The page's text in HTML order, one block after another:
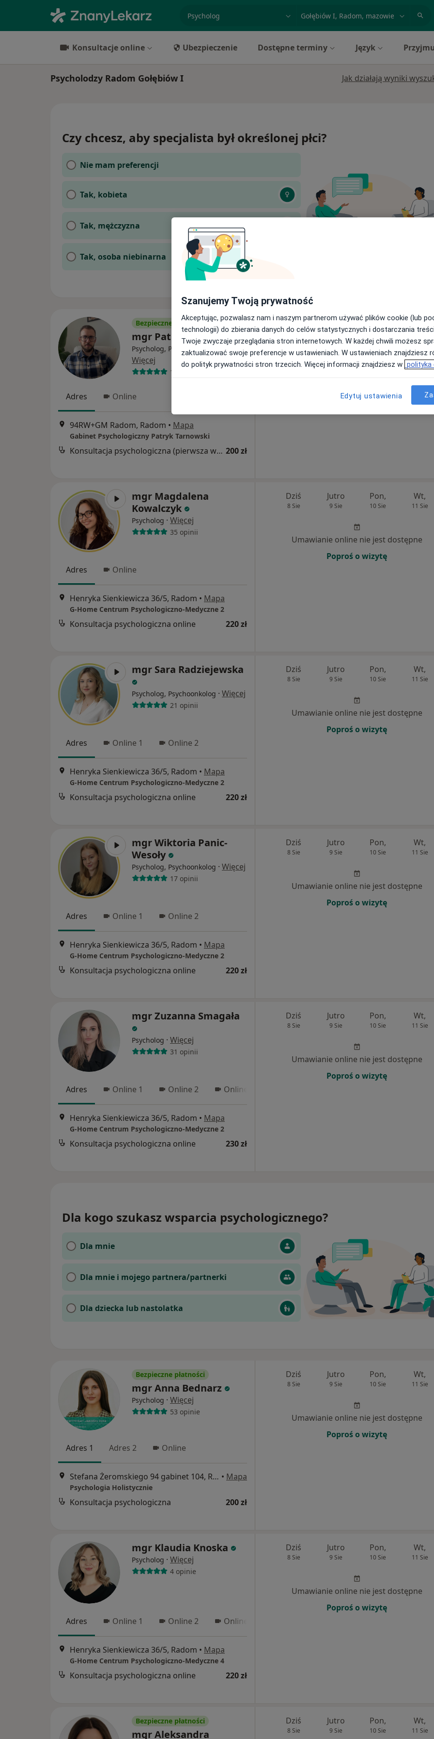
miasto lub dzielnica
Konsultacje online Ubezpieczenie Dostępne terminy Język
Psycholodzy Radom Gołębiów I Jak działają wyniki
Czy chcesz, aby specjalista był określonej płci?
Nie mam preferencji
Tak, kobieta
Tak, mężczyzna
Tak, osoba niebinarna
Bezpieczne płatności
mgr Patryk Tarnowski
Psycholog, Psycholog dziecięcy
·
Więcej
14 opinii
Adres Online
94RW+GM Radom, Radom • Mapa
Gabinet Psychologiczny Patryk Tarnowski
Konsultacja psychologiczna (pierwsza wizyta) 200 zł
Dziś
8 Sie
Jutro
9 Sie
Pon,
10 Sie
Wt,
11 Sie
Umawianie online nie jest dostępne
mgr Magdalena
Kowalczyk
Psycholog · Więcej
35 opinii
Adres Online
Henryka Sienkiewicza 36/5, Radom • Mapa
G-Home Centrum Psychologiczno-Medyczne 2
Konsultacja psychologiczna online 220 zł
Dziś
8 Sie
Jutro
9 Sie
Pon,
10 Sie
Wt,
11 Sie
Umawianie online nie jest dostępne
Poproś o wizytę
mgr Sara Radziejewska
Psycholog, Psychoonkolog · Więcej
21 opinii
Adres Online 1 Online 2
Henryka Sienkiewicza 36/5, Radom • Mapa
G-Home Centrum Psychologiczno-Medyczne 2
Konsultacja psychologiczna online 220 zł
Dziś
8 Sie
Jutro
9 Sie
Pon,
10 Sie
Wt,
11 Sie
Umawianie online nie jest dostępne
Poproś o wizytę
mgr Wiktoria Panic-
Wesoły
Psycholog, Psychoonkolog · Więcej
17 opinii
Adres Online 1 Online 2
Henryka Sienkiewicza 36/5, Radom • Mapa
G-Home Centrum Psychologiczno-Medyczne 2
Konsultacja psychologiczna online 220 zł
Dziś
8 Sie
Jutro
9 Sie
Pon,
10 Sie
Wt,
11 Sie
Umawianie online nie jest dostępne
Poproś o wizytę
mgr Zuzanna Smagała
Psycholog · Więcej
31 opinii
Adres Online 1 Online 2 Online 3
Henryka Sienkiewicza 36/5, Radom • Mapa
G-Home Centrum Psychologiczno-Medyczne 2
Konsultacja psychologiczna online 230 zł
Dziś
8 Sie
Jutro
9 Sie
Pon,
10 Sie
Wt,
11 Sie
Umawianie online nie jest dostępne
Poproś o wizytę
Dla kogo szukasz wsparcia psychologicznego?
Dla mnie
Dla mnie i mojego partnera/partnerki
Dla dziecka lub nastolatka
Bezpieczne płatności
mgr Anna Bednarz
Psycholog · Więcej
53 opinie
Adres 1 Adres 2 Online
Stefana Żeromskiego 94 gabinet 104, Radom • Mapa
Psychologia Holistycznie
Konsultacja psychologiczna 200 zł
Dziś
8 Sie
Jutro
9 Sie
Pon,
10 Sie
Wt,
11 Sie
Umawianie online nie jest dostępne
Poproś o wizytę
mgr Klaudia Knoska
Psycholog · Więcej
4 opinie
Adres Online 1 Online 2 Online 3
Henryka Sienkiewicza 36/5, Radom • Mapa
G-Home Centrum Psychologiczno-Medyczne 4
Konsultacja psychologiczna online 220 zł
Dziś
8 Sie
Jutro
9 Sie
Pon,
10 Sie
Wt,
11 Sie
Umawianie online nie jest dostępne
Poproś o wizytę
Bezpieczne płatności
mgr Aleksandra
Dziś
8 Sie
Jutro
9 Sie
Pon,
10 Sie
Wt,
11 Sie
Szanujemy Twoją prywatność
Akceptując, pozwalasz nam i naszym partnerom używać plików cookie (lub
technologii) do zbierania danych do celów statystycznych i dostarczania
Twoje zwyczaje przeglądania stron internetowych. W każdej chwili możesz
zaktualizować swoje preferencje w ustawieniach. W ustawieniach znajdziesz
do polityk prywatności stron trzecich. Więcej informacji znajdziesz w polityka
Edytuj ustawienia